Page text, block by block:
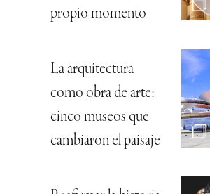
propio momento
La arquitectura
como obra de arte:
cinco museos que
cambiaron el paisaje